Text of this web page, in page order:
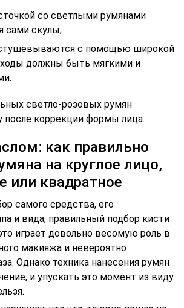
со светлыми румянами
сами скулы;
с помощью широкой
должны быть мягкими и
светло-розовых румян
после коррекции формы лица.
как правильно
на круглое лицо,
или квадратное
самого средства, его
и вида, правильный подбор кисти
играет довольно весомую роль в
макияжа и невероятно
Однако техника нанесения румян
и упускать это момент из виду